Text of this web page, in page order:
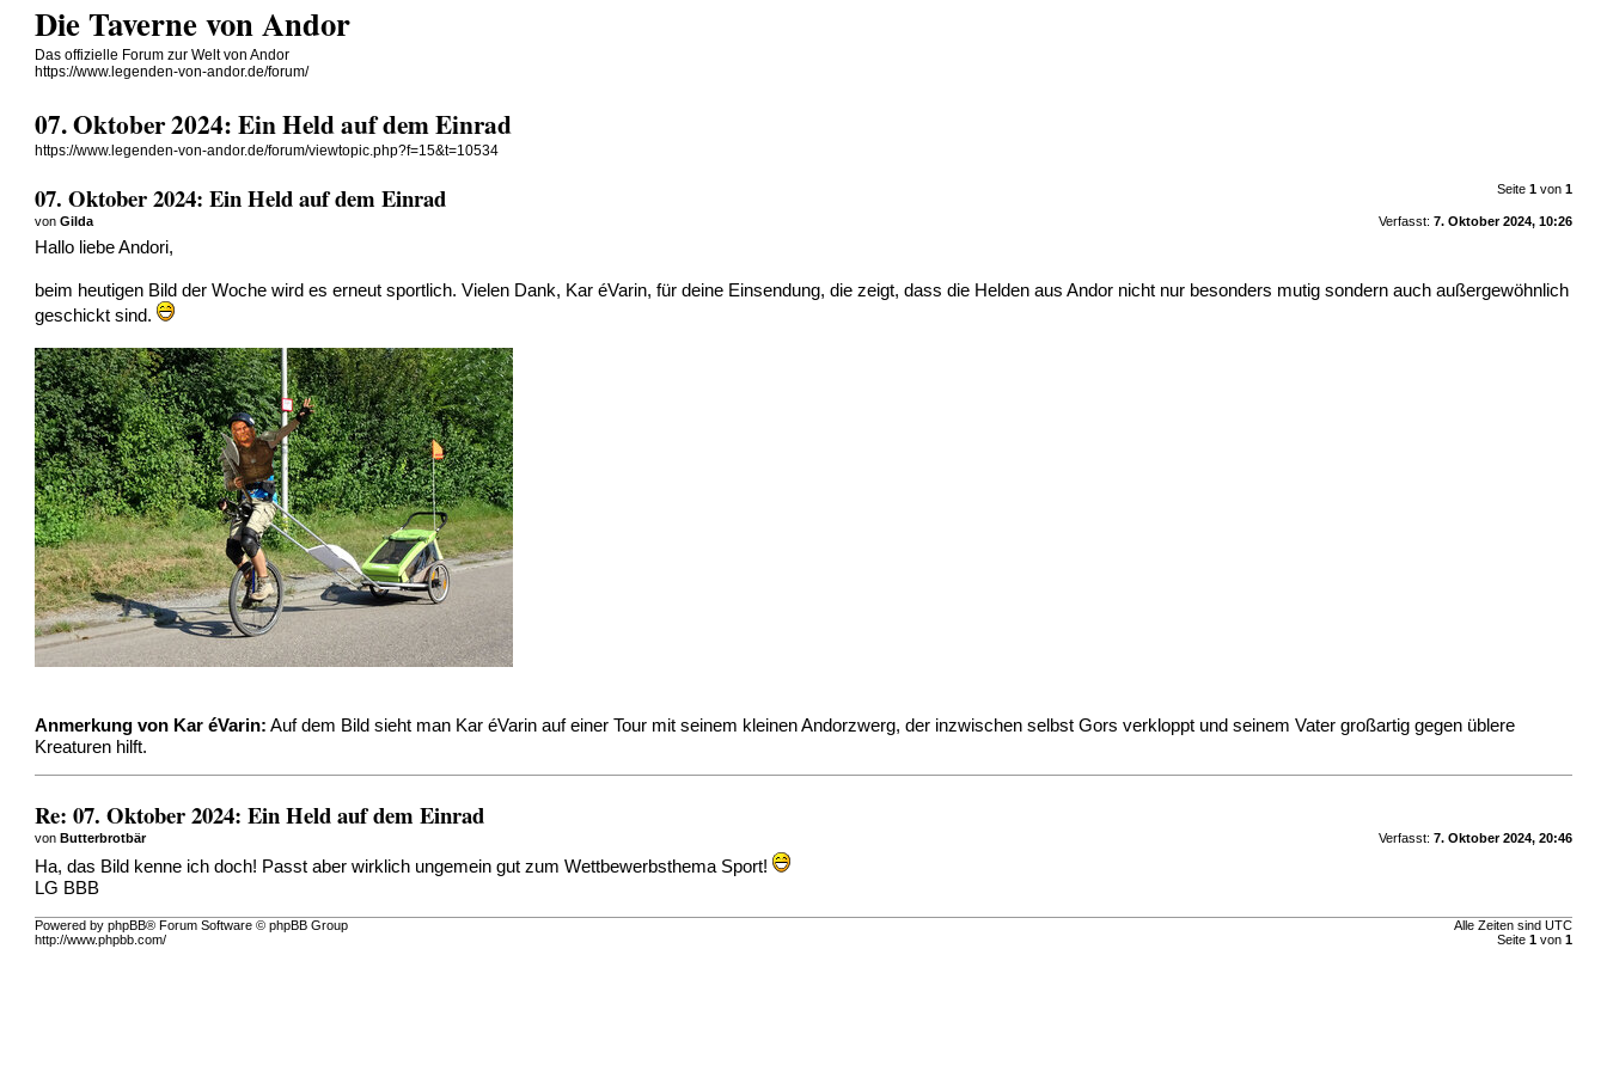
Die Taverne von Andor
Das offizielle Forum zur Welt von Andor
https://www.legenden-von-andor.de/forum/
07. Oktober 2024: Ein Held auf dem Einrad
https://www.legenden-von-andor.de/forum/viewtopic.php?f=15&t=10534
Seite 1von 1
07. Oktober 2024: Ein Held auf dem Einrad
Verfasst: 7. Oktober 2024, 10:26
vonGilda
Hallo liebe Andori,
beim heutigen Bild der Woche wird es erneut sportlich. Vielen Dank, Kar éVarin, für deine Einsendung, die zeigt, dass die Helden aus Andor nicht nur besonders mutig sondern auch außergewöhnlich
geschickt sind.
Anmerkung von Kar éVarin: Auf dem Bild sieht man Kar éVarin auf einer Tour mit seinem kleinen Andorzwerg, der inzwischen selbst Gors verkloppt und seinem Vater großartig gegen üblere
Kreaturen hilft.
Re: 07. Oktober 2024: Ein Held auf dem Einrad
Verfasst: 7. Oktober 2024, 20:46
vonButterbrotbär
Ha, das Bild kenne ich doch! Passt aber wirklich ungemein gut zum Wettbewerbsthema Sport!
LG BBB
Alle Zeiten sind UTC
Seite 1von 1
Powered by phpBB® Forum Software © phpBB Group
http://www.phpbb.com/